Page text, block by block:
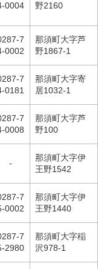
0004
野2160
7
0002
那須町大字芦
野1867-1
7
0181
那須町大字寄
居1032-1
7
0008
那須町大字芦
野100
-
那須町大字伊
王野1542
7
0002
那須町大字伊
王野1440
7
2980
那須町大字稲
沢978-1